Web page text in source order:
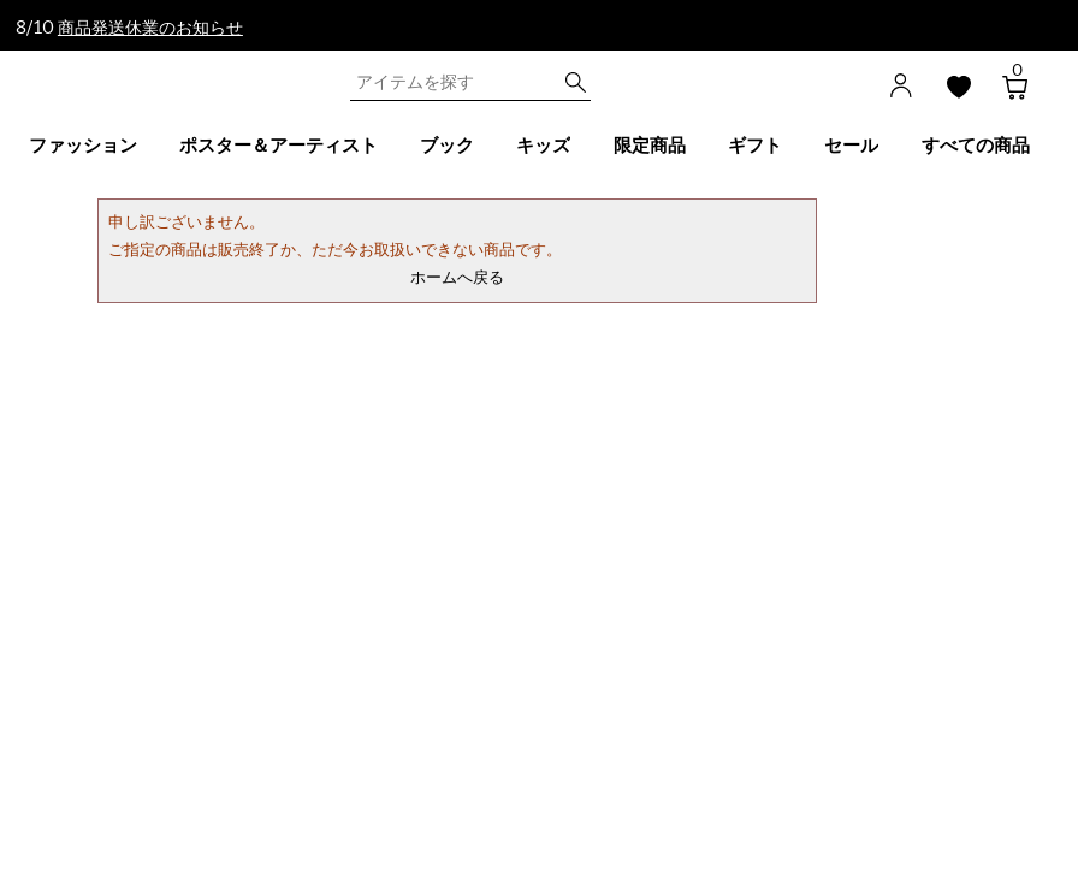
8/10 商品発送休業のお知らせ
0
ファッション ポスター＆アーティスト ブック キッズ 限定商品 ギフト セール すべての商品
申し訳ございません。
ご指定の商品は販売終了か、ただ今お取扱いできない商品です。
ホームへ戻る